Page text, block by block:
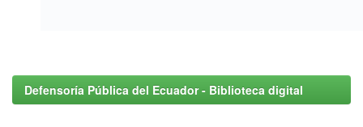
Defensoría Pública del Ecuador - Biblioteca digital